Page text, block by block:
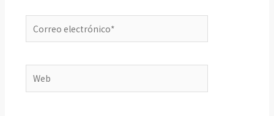
Correo
electrónico*
Web